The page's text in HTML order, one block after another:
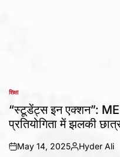
POSTED
IN
शिक्षा
“स्टूडेंट्स इन एक्शन”:
प्रतियोगिता में झलकी
on
May 14, 2025
Posted
Hyder Ali